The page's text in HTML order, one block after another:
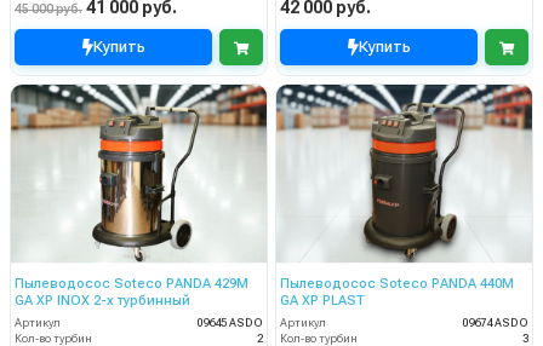
45 000 руб. 41 000 руб.
Купить
42 000 руб.
Купить
Пылеводосос Soteco PANDA 429M
GA XP INOX 2-х турбинный
Артикул
09645 ASDO
Кол-во турбин
2
Пылеводосос Soteco PANDA 440M
GA XP PLAST
Артикул
09674 ASDO
Кол-во турбин
3